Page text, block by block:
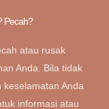
Pecah?
atau rusak
Anda. Bila tidak
Anda
informasi atau